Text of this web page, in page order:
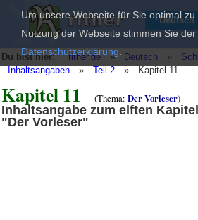
Deutsch
Du bist hier: rither.de » Deutsch »
Inhaltsangaben
» Teil 2 » Kapitel 11
Kapitel 11 (Thema: Der Vorleser)
Inhaltsangabe zum elften
"Der Vorleser"
Um unsere Webseite für Sie optimal
Nutzung der Webseite stimmen Sie
Datenschutzerklärung.